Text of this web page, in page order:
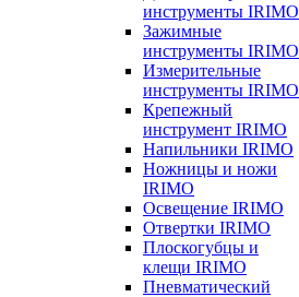
инструменты IRIMO
Зажимные
инструменты IRIMO
Измерительные
инструменты IRIMO
Крепежный
инструмент IRIMO
Напильники IRIMO
Ножницы и ножи
IRIMO
Освещение IRIMO
Отвертки IRIMO
Плоскогубцы и
клещи IRIMO
Пневматический